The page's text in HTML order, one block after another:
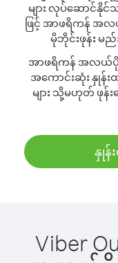
များ လုပ်ဆောင်နို
ဖြင့် အာဖရိကန် အလ
မိုဘိုင်းဖုန်း မ
အာဖရိကန် အလယ်ပို
အကောင်းဆုံး နှုန်း
များ သို့မဟုတ် ဖုန်
နှုန်
Viber